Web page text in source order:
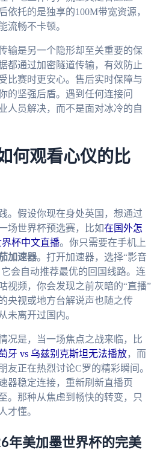
依托的是独享的100M带宽资源，
流畅不卡顿。
输是另一个隐形却至关重要的保
都通过加密隧道传输，有效防止
比赛时更安心。售后实时保障与
的坚强后盾。遇到任何连接问
人员解决，而不是面对冰冷的自
何观看心仪的比
。假设你现在身处英国，想通过
场世界杯预选赛，比如在国外怎
杯中文直播。你只需要在手机上
加速器。打开加速器，选择“影音
会自动推荐最优的回国线路。连
视频，你会发现之前灰暗的“直播”
央视或地方台解说声也随之传
未离开过国内。
况是，当一场焦点之战来临，比
牙 vs 乌兹别克斯坦无法播放，而
友正在热烈讨论C罗的精彩瞬间。
器稳定连接，重新刷新直播页
。那种从焦虑到畅快的转变，只
才懂。
年美加墨世界杯的完美